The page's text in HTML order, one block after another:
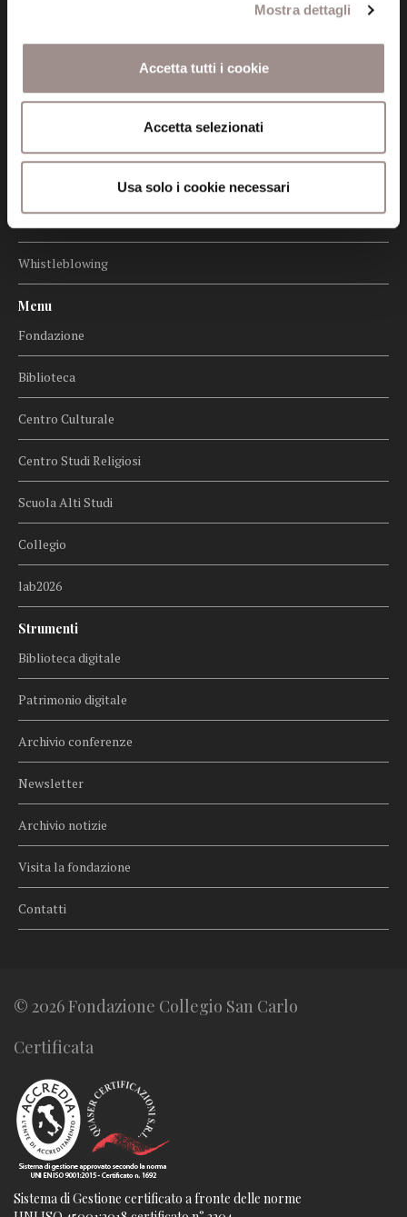
Mostra dettagli
Accetta tutti i cookie
Accetta selezionati
Usa solo i cookie necessari
Certificazioni
Whistleblowing
Menu
Fondazione
Biblioteca
Centro Culturale
Centro Studi Religiosi
Scuola Alti Studi
Collegio
lab2026
Strumenti
Biblioteca digitale
Patrimonio digitale
Archivio conferenze
Newsletter
Archivio notizie
Visita la fondazione
Contatti
© 2026 Fondazione Collegio San Carlo
Certificata
Sistema di Gestione certificato a fronte delle norme